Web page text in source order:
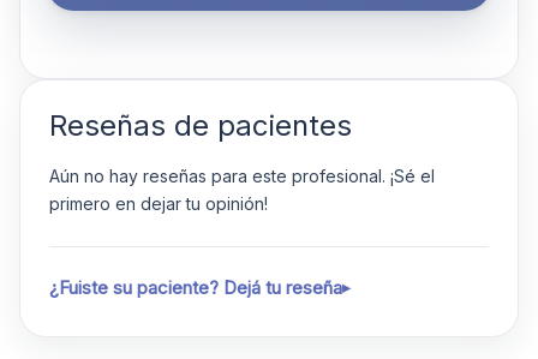
Reseñas de pacientes
Aún no hay reseñas para este profesional. ¡Sé el
primero en dejar tu opinión!
¿Fuiste su paciente? Dejá tu reseña